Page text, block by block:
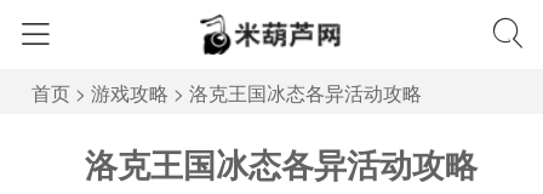
首页 > 游戏攻略 > 洛克王国冰态各异活动攻略
洛克王国冰态各异活动攻略